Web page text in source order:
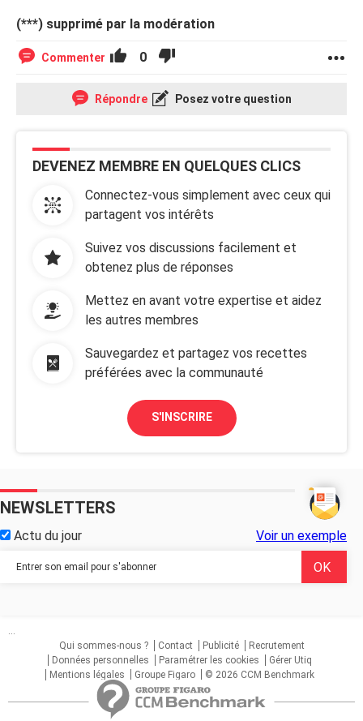
(***) supprimé par la modération
Commenter 0
Répondre Posez votre question
DEVENEZ MEMBRE EN QUELQUES CLICS
Connectez-vous simplement avec ceux qui
partagent vos intérêts
Suivez vos discussions facilement et
obtenez plus de réponses
Mettez en avant votre expertise et aidez
les autres membres
Sauvegardez et partagez vos recettes
préférées avec la communauté
S'INSCRIRE
NEWSLETTERS
Actu du jour Voir un exemple
...
Qui sommes-nous ?
Contact Publicité
Recrutement
Données personnelles
Paramétrer les cookies
Gérer Utiq
Mentions légales
Groupe Figaro © 2026 CCM Benchmark